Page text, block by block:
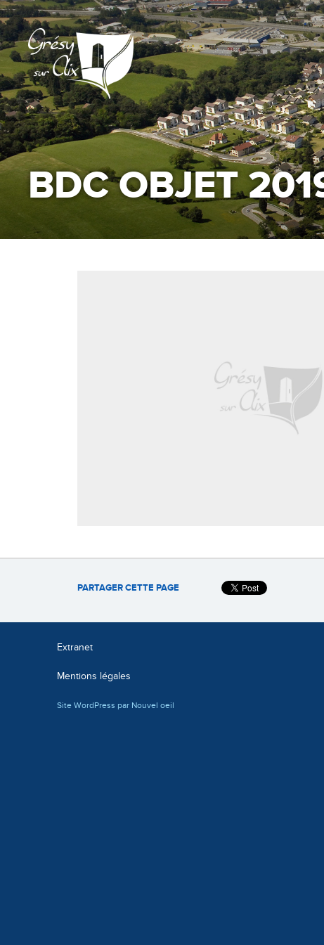
BDC OBJET
PARTAGER CETTE PAGE
Extranet
Mentions légales
Site WordPress par Nouvel oeil